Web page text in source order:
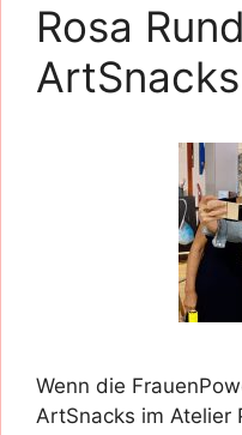
Rosa
ArtSnacks
Wenn die
ArtSnacks im Atelier